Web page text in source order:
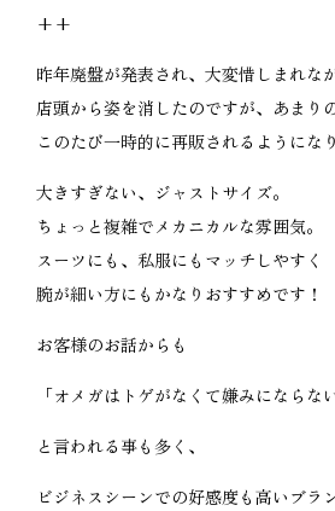
++
昨年廃盤が発表され、大変惜しまれな
店頭から姿を消したのですが、あまり
このたび一時的に再販されるようにな
大きすぎない、ジャストサイズ。
ちょっと複雑でメカニカルな雰囲気。
スーツにも、私服にもマッチしやすく
腕が細い方にもかなりおすすめです！
お客様のお話からも
「オメガはトゲがなくて嫌みにならない
と言われる事も多く、
ビジネスシーンでの好感度も高いブラ